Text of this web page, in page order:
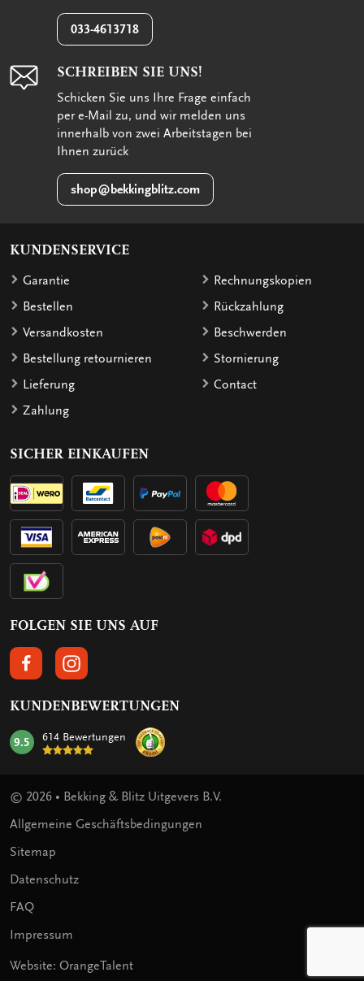
033-4613718
SCHREIBEN SIE UNS!
Schicken Sie uns Ihre Frage einfach
per e-Mail zu, und wir melden uns
innerhalb von zwei Arbeitstagen bei
Ihnen zurück
shop@bekkingblitz.com
KUNDENSERVICE
Garantie
Bestellen
Versandkosten
Bestellung retournieren
Lieferung
Zahlung
Rechnungskopien
Rückzahlung
Beschwerden
Stornierung
Contact
SICHER EINKAUFEN
FOLGEN SIE UNS AUF
FOLGEN SIE UNS AUF FACEBOOK
FOLGEN SIE UNS AUF INSTAGRAM
KUNDENBEWERTUNGEN
mark:
9.5 614 Bewertungen
© 2026 • Bekking & Blitz Uitgevers B.V.
Allgemeine Geschäftsbedingungen
Sitemap
Datenschutz
FAQ
Impressum
Website: OrangeTalent